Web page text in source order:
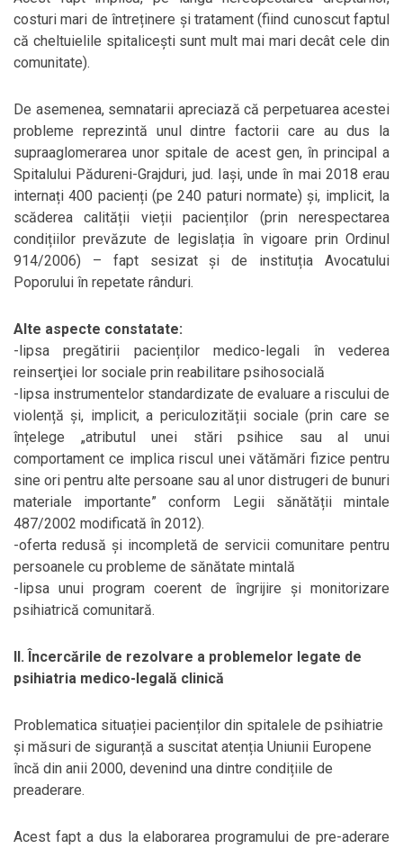
costuri mari de întreținere și tratament (fiind cunoscut faptul
că cheltuielile spitalicești sunt mult mai mari decât cele din
comunitate).
De asemenea, semnatarii apreciază că perpetuarea acestei
probleme reprezintă unul dintre factorii care au dus la
supraaglomerarea unor spitale de acest gen, în principal a
Spitalului Pădureni-Grajduri, jud. Iași, unde în mai 2018 erau
internați 400 pacienți (pe 240 paturi normate) și, implicit, la
scăderea calității vieții pacienților (prin nerespectarea
condițiilor prevăzute de legislația în vigoare prin Ordinul
914/2006) – fapt sesizat și de instituția Avocatului
Poporului în repetate rânduri.
Alte aspecte constatate:
-lipsa pregătirii pacienților medico-legali în vederea
reinserţiei lor sociale prin reabilitare psihosocială
-lipsa instrumentelor standardizate de evaluare a riscului de
violență și, implicit, a periculozității sociale (prin care se
înțelege „atributul unei stări psihice sau al unui
comportament ce implica riscul unei vătămări fizice pentru
sine ori pentru alte persoane sau al unor distrugeri de bunuri
materiale importante” conform Legii sănătății mintale
487/2002 modificată în 2012).
-oferta redusă și incompletă de servicii comunitare pentru
persoanele cu probleme de sănătate mintală
-lipsa unui program coerent de îngrijire și monitorizare
psihiatrică comunitară.
II. Încercările de rezolvare a problemelor legate de
psihiatria medico-legală clinică
Problematica situației pacienților din spitalele de psihiatrie
și măsuri de siguranță a suscitat atenția Uniunii Europene
încă din anii 2000, devenind una dintre condițiile de
preaderare.
Acest fapt a dus la elaborarea programului de pre-aderare